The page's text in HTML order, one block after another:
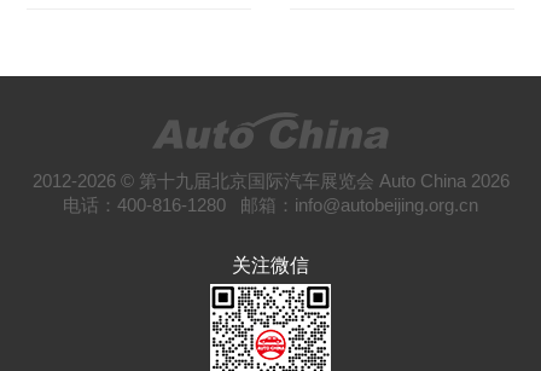
2012-2026 © 第十九届北京国际汽车展览会 Auto China 2026
电话：400-816-1280 邮箱：info@autobeijing.org.cn
关注微信